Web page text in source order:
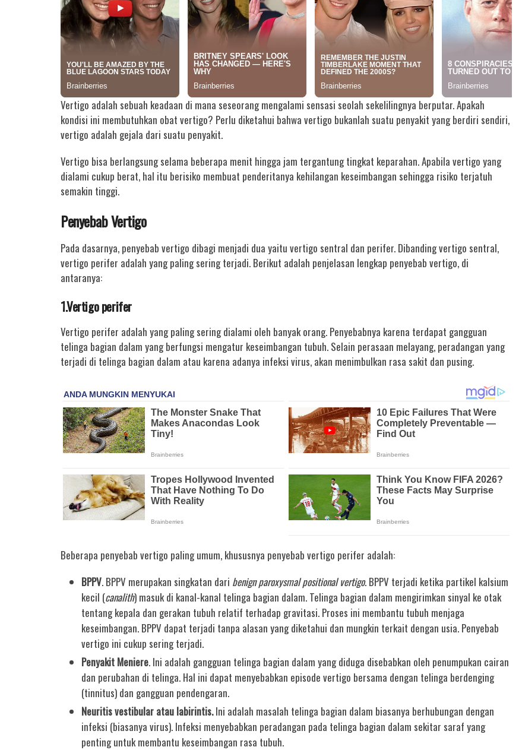
Vertigo adalah sebuah keadaan di mana seseorang mengalami sensasi seolah sekelilingnya berputar. Apakah
kondisi ini membutuhkan obat vertigo? Perlu diketahui bahwa vertigo bukanlah suatu penyakit yang berdiri sendiri,
vertigo adalah gejala dari suatu penyakit.
Vertigo bisa berlangsung selama beberapa menit hingga jam tergantung tingkat keparahan. Apabila vertigo yang
dialami cukup berat, hal itu berisiko membuat penderitanya kehilangan keseimbangan sehingga risiko terjatuh
semakin tinggi.
Penyebab Vertigo
Pada dasarnya, penyebab vertigo dibagi menjadi dua yaitu vertigo sentral dan perifer. Dibanding vertigo sentral,
vertigo perifer adalah yang paling sering terjadi. Berikut adalah penjelasan lengkap penyebab vertigo, di
antaranya:
1.Vertigo perifer
Vertigo perifer adalah yang paling sering dialami oleh banyak orang. Penyebabnya karena terdapat gangguan
telinga bagian dalam yang berfungsi mengatur keseimbangan tubuh. Selain perasaan melayang, peradangan yang
terjadi di telinga bagian dalam atau karena adanya infeksi virus, akan menimbulkan rasa sakit dan pusing.
Beberapa penyebab vertigo paling umum, khususnya penyebab vertigo perifer adalah:
BPPV. BPPV merupakan singkatan dari benign paroxysmal positional vertigo. BPPV terjadi ketika partikel kalsium
kecil (canalith) masuk di kanal-kanal telinga bagian dalam. Telinga bagian dalam mengirimkan sinyal ke otak
tentang kepala dan gerakan tubuh relatif terhadap gravitasi. Proses ini membantu tubuh menjaga
keseimbangan. BPPV dapat terjadi tanpa alasan yang diketahui dan mungkin terkait dengan usia. Penyebab
vertigo ini cukup sering terjadi.
Penyakit Meniere. Ini adalah gangguan telinga bagian dalam yang diduga disebabkan oleh penumpukan cairan
dan perubahan di telinga. Hal ini dapat menyebabkan episode vertigo bersama dengan telinga berdenging
(tinnitus) dan gangguan pendengaran.
Neuritis vestibular atau labirintis.Ini adalah masalah telinga bagian dalam biasanya berhubungan dengan
infeksi (biasanya virus). Infeksi menyebabkan peradangan pada telinga bagian dalam sekitar saraf yang
penting untuk membantu keseimbangan rasa tubuh.